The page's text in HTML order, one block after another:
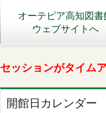
オーテピア高知図書
ウェブサイトへ
セッションがタイム
開館日カレンダー